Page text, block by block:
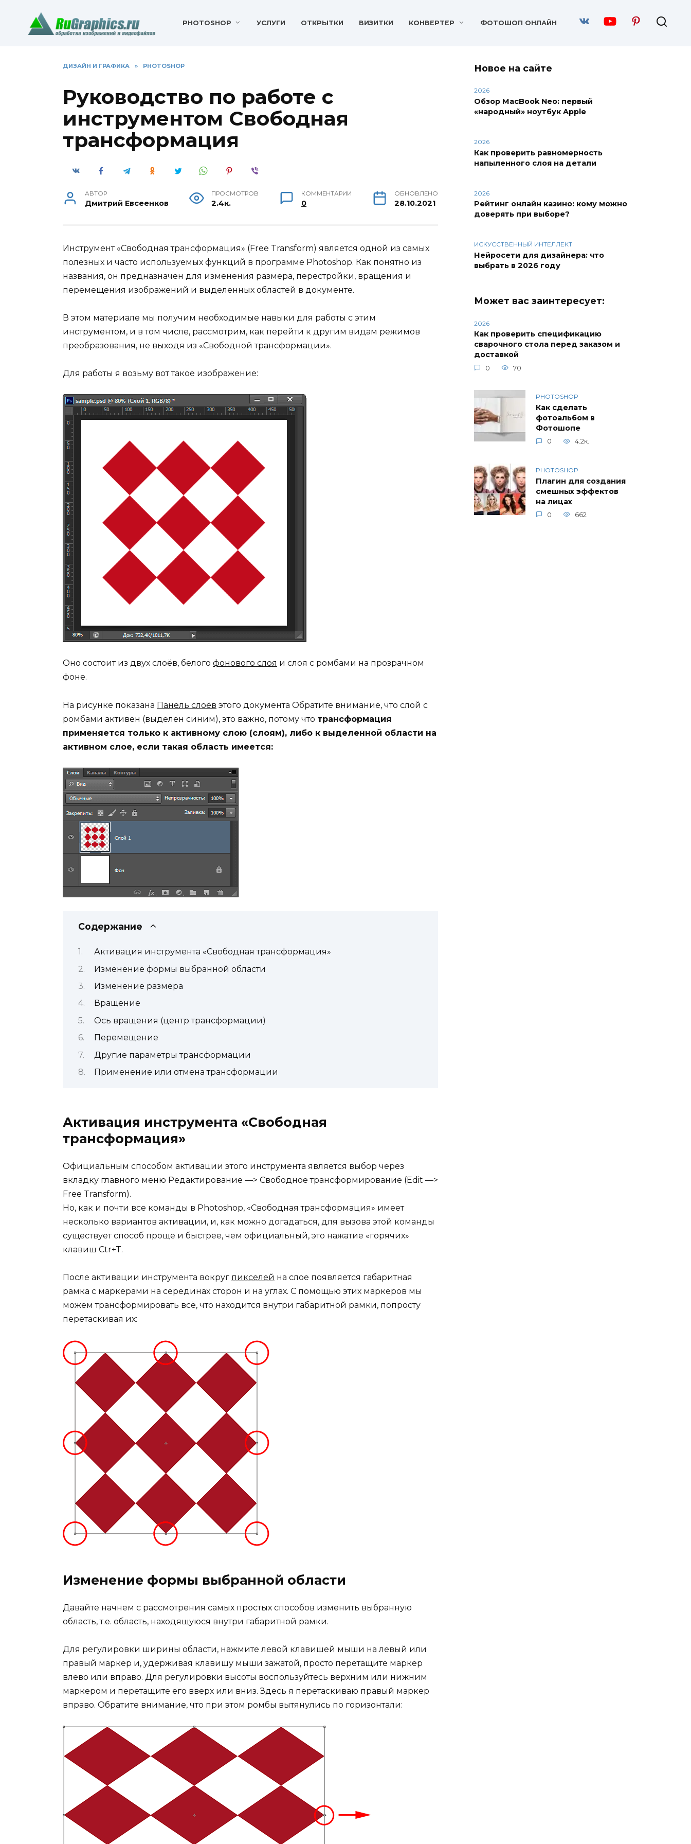
содержанию
PHOTOSHOP УСЛУГИ ОТКРЫТКИ ВИЗИТКИ КОНВЕРТЕР ФОТОШОП ОНЛАЙН
ДИЗАЙН И ГРАФИКА » PHOTOSHOP
Руководство по работе с
инструментом Свободная
трансформация
АВТОР
Дмитрий Евсеенков
ПРОСМОТРОВ
2.4к.
КОММЕНТАРИИ
0
ОБНОВЛЕНО
28.10.2021
Инструмент «Свободная трансформация» (Free Transform) является одной из самых
полезных и часто используемых функций в программе Photoshop. Как понятно из
названия, он предназначен для изменения размера, перестройки, вращения и
перемещения изображений и выделенных областей в документе.
В этом материале мы получим необходимые навыки для работы с этим
инструментом, и в том числе, рассмотрим, как перейти к другим видам режимов
преобразования, не выходя из «Свободной трансформации».
Для работы я возьму вот такое изображение:
Оно состоит из двух слоёв, белого фонового слоя и слоя с ромбами на прозрачном
фоне.
На рисунке показана Панель слоёв этого документа Обратите внимание, что слой с
ромбами активен (выделен синим), это важно, потому что трансформация
применяется только к активному слою (слоям), либо к выделенной области на
активном слое, если такая область имеется:
Содержание
Активация инструмента «Свободная трансформация»
Изменение формы выбранной области
Изменение размера
Вращение
Ось вращения (центр трансформации)
Перемещение
Другие параметры трансформации
Применение или отмена трансформации
Активация инструмента «Свободная
трансформация»
Официальным способом активации этого инструмента является выбор через
вкладку главного меню Редактирование —> Свободное трансформирование (Edit —>
Free Transform).
Но, как и почти все команды в Photoshop, «Свободная трансформация» имеет
несколько вариантов активации, и, как можно догадаться, для вызова этой команды
существует способ проще и быстрее, чем официальный, это нажатие «горячих»
клавиш Ctr+T.
После активации инструмента вокруг пикселей на слое появляется габаритная
рамка с маркерами на серединах сторон и на углах. С помощью этих маркеров мы
можем трансформировать всё, что находится внутри габаритной рамки, попросту
перетаскивая их:
Изменение формы выбранной области
Давайте начнем с рассмотрения самых простых способов изменить выбранную
область, т.е. область, находящуюся внутри габаритной рамки.
Для регулировки ширины области, нажмите левой клавишей мыши на левый или
правый маркер и, удерживая клавишу мыши зажатой, просто перетащите маркер
влево или вправо. Для регулировки высоты воспользуйтесь верхним или нижним
маркером и перетащите его вверх или вниз. Здесь я перетаскиваю правый маркер
вправо. Обратите внимание, что при этом ромбы вытянулись по горизонтали:
Новое на сайте
2026
Обзор MacBook Neo: первый
«народный» ноутбук Apple
2026
Как проверить равномерность
напыленного слоя на детали
2026
Рейтинг онлайн казино: кому можно
доверять при выборе?
ИСКУССТВЕННЫЙ ИНТЕЛЛЕКТ
Нейросети для дизайнера: что
выбрать в 2026 году
Может вас заинтересует:
2026
Как проверить спецификацию
сварочного стола перед заказом и
доставкой
0 70
PHOTOSHOP
Как сделать
фотоальбом в
Фотошопе
0 4.2к.
PHOTOSHOP
Плагин для создания
смешных эффектов
на лицах
0 662